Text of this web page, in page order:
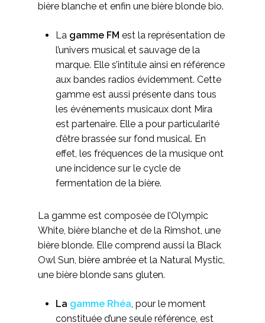
bière blanche et enfin une bière blonde bio.
La gamme FM est la représentation de
l’univers musical et sauvage de la
marque. Elle s’intitule ainsi en référence
aux bandes radios évidemment. Cette
gamme est aussi présente dans tous
les événements musicaux dont Mira
est partenaire. Elle a pour particularité
d’être brassée sur fond musical. En
effet, les fréquences de la musique ont
une incidence sur le cycle de
fermentation de la bière.
La gamme est composée de l’Olympic
White, bière blanche et de la Rimshot, une
bière blonde. Elle comprend aussi la Black
Owl Sun, bière ambrée et la Natural Mystic,
une bière blonde sans gluten.
La gamme Rhéa, pour le moment
constituée d’une seule référence, est